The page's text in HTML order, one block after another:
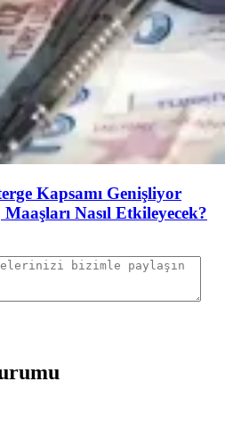
Kapsamı Genişliyor
Nasıl Etkileyecek?